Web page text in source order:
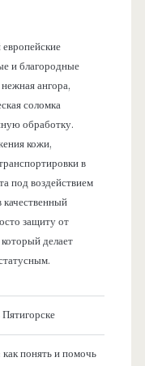
и благородные
ангора,
соломка
обработку.
кожи,
в
под воздействием
качественный
защиту от
делает
как понять и помочь